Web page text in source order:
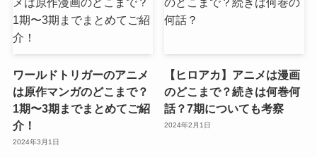
ワールドトリガーのアニメ
は原作マンガのどこまで？
1期〜3期までまとめてご紹
介！
2024年3月1日
【ヒロアカ】アニメは漫画
のどこまで？続きは何巻何
話？7期についても考察
2024年2月1日